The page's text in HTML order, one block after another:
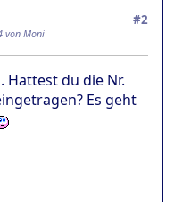
#2
von Moni
Hattest du die Nr.
Es geht